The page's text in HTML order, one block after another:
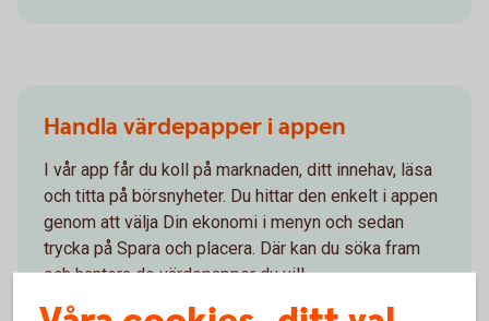
Handla värdepapper i appen
I vår app får du koll på marknaden, ditt innehav, läsa
och titta på börsnyheter. Du hittar den enkelt i appen
genom att välja Din ekonomi i menyn och sedan
trycka på Spara och placera. Där kan du söka fram
och hantera de värdepapper du vill.